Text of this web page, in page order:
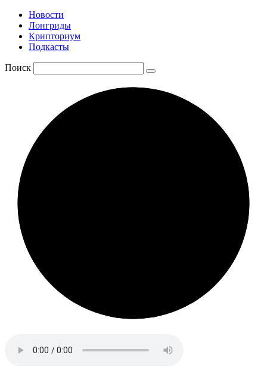
Новости
Лонгриды
Крипториум
Подкасты
Поиск